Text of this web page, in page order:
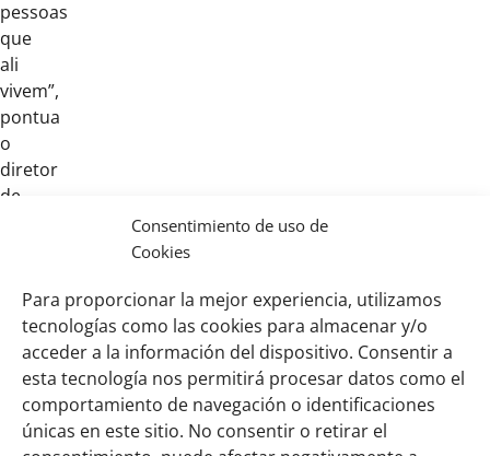
Consentimiento de uso de
Cookies
Para proporcionar la mejor experiencia, utilizamos
tecnologías como las cookies para almacenar y/o
acceder a la información del dispositivo. Consentir a
esta tecnología nos permitirá procesar datos como el
comportamiento de navegación o identificaciones
únicas en este sitio. No consentir o retirar el
pessoas
que
ali
vivem”,
pontua
o
diretor
de
Tito
Estanqueiro.
Links
importantes
Sobre nosotros
Nuestra red